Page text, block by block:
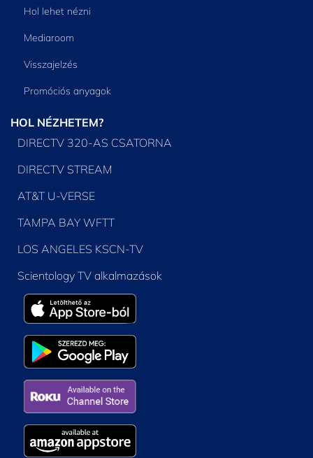
Hol lehet nézni
Mediaroom
Visszajelzés
Promóciós anyagok
HOL NÉZHETEM?
DIRECTV 320-AS CSATORNA
DIRECTV STREAM
AT&T U-VERSE
TAMPA BAY WFTT
LOS ANGELES KSCN-TV
Scientology TV alkalmazások